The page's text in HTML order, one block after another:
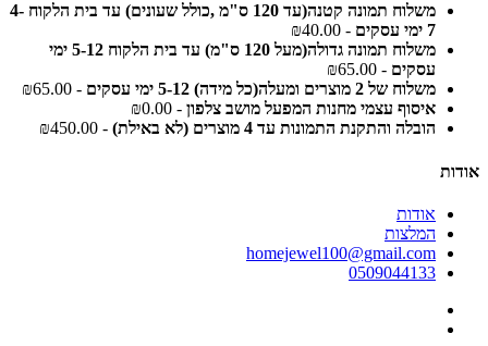
משלוח תמונה קטנה(עד 120 ס"מ ,כולל שעונים) עד בית הלקוח 4-
7 ימי עסקים
- ₪40.00
משלוח תמונה גדולה(מעל 120 ס"מ) עד בית הלקוח 5-12 ימי
עסקים - ₪65.00
משלוח של 2 מוצרים ומעלה(כל מידה) 5-12 ימי עסקים
- ₪65.00
איסוף עצמי מחנות המפעל מושב צלפון - ₪0.00
הובלה והתקנת התמונות עד 4 מוצרים (לא באילת)
- ₪450.00
אודות
אודות
המלצות
homejewel100@gmail.com
0509044133